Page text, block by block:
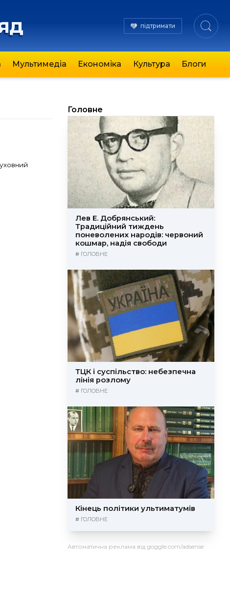
підтримати
Мультимедіа Економіка Культура Блоги
Головне
Лев Е. Добрянський:
Традиційний тиждень
поневолених народів: червоний
кошмар, надія свободи
# ГОЛОВНЕ
ТЦК і суспільство: небезпечна
лінія розлому
# ГОЛОВНЕ
Кінець політики ультиматумів
# ГОЛОВНЕ
Автоматична реклама від goggle.com/adsense: